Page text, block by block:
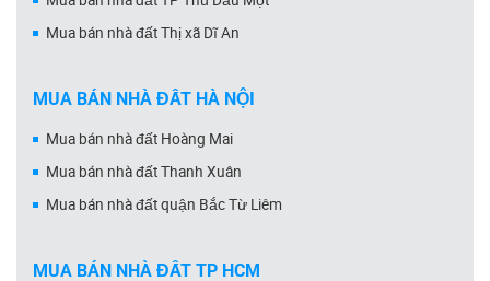
Mua bán nhà đất Thị xã Dĩ An
MUA BÁN NHÀ ĐẤT HÀ NỘI
Mua bán nhà đất Hoàng Mai
Mua bán nhà đất Thanh Xuân
Mua bán nhà đất quận Bắc Từ Liêm
MUA BÁN NHÀ ĐẤT TP HCM